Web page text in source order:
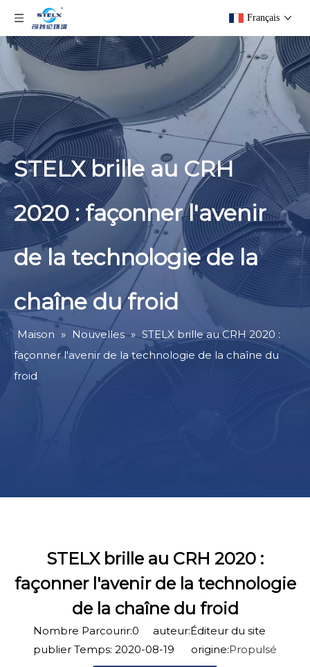
Français
STELX brille au CRH
2020 : façonner l'avenir
de la technologie de la
chaîne du froid
Maison » Nouvelles » STELX brille au CRH 2020 :
façonner l'avenir de la technologie de la chaîne du
froid
STELX brille au CRH 2020 :
façonner l'avenir de la technologie
de la chaîne du froid
Nombre Parcourir:0 auteur:Éditeur du site
publier Temps: 2020-08-19 origine:Propulsé